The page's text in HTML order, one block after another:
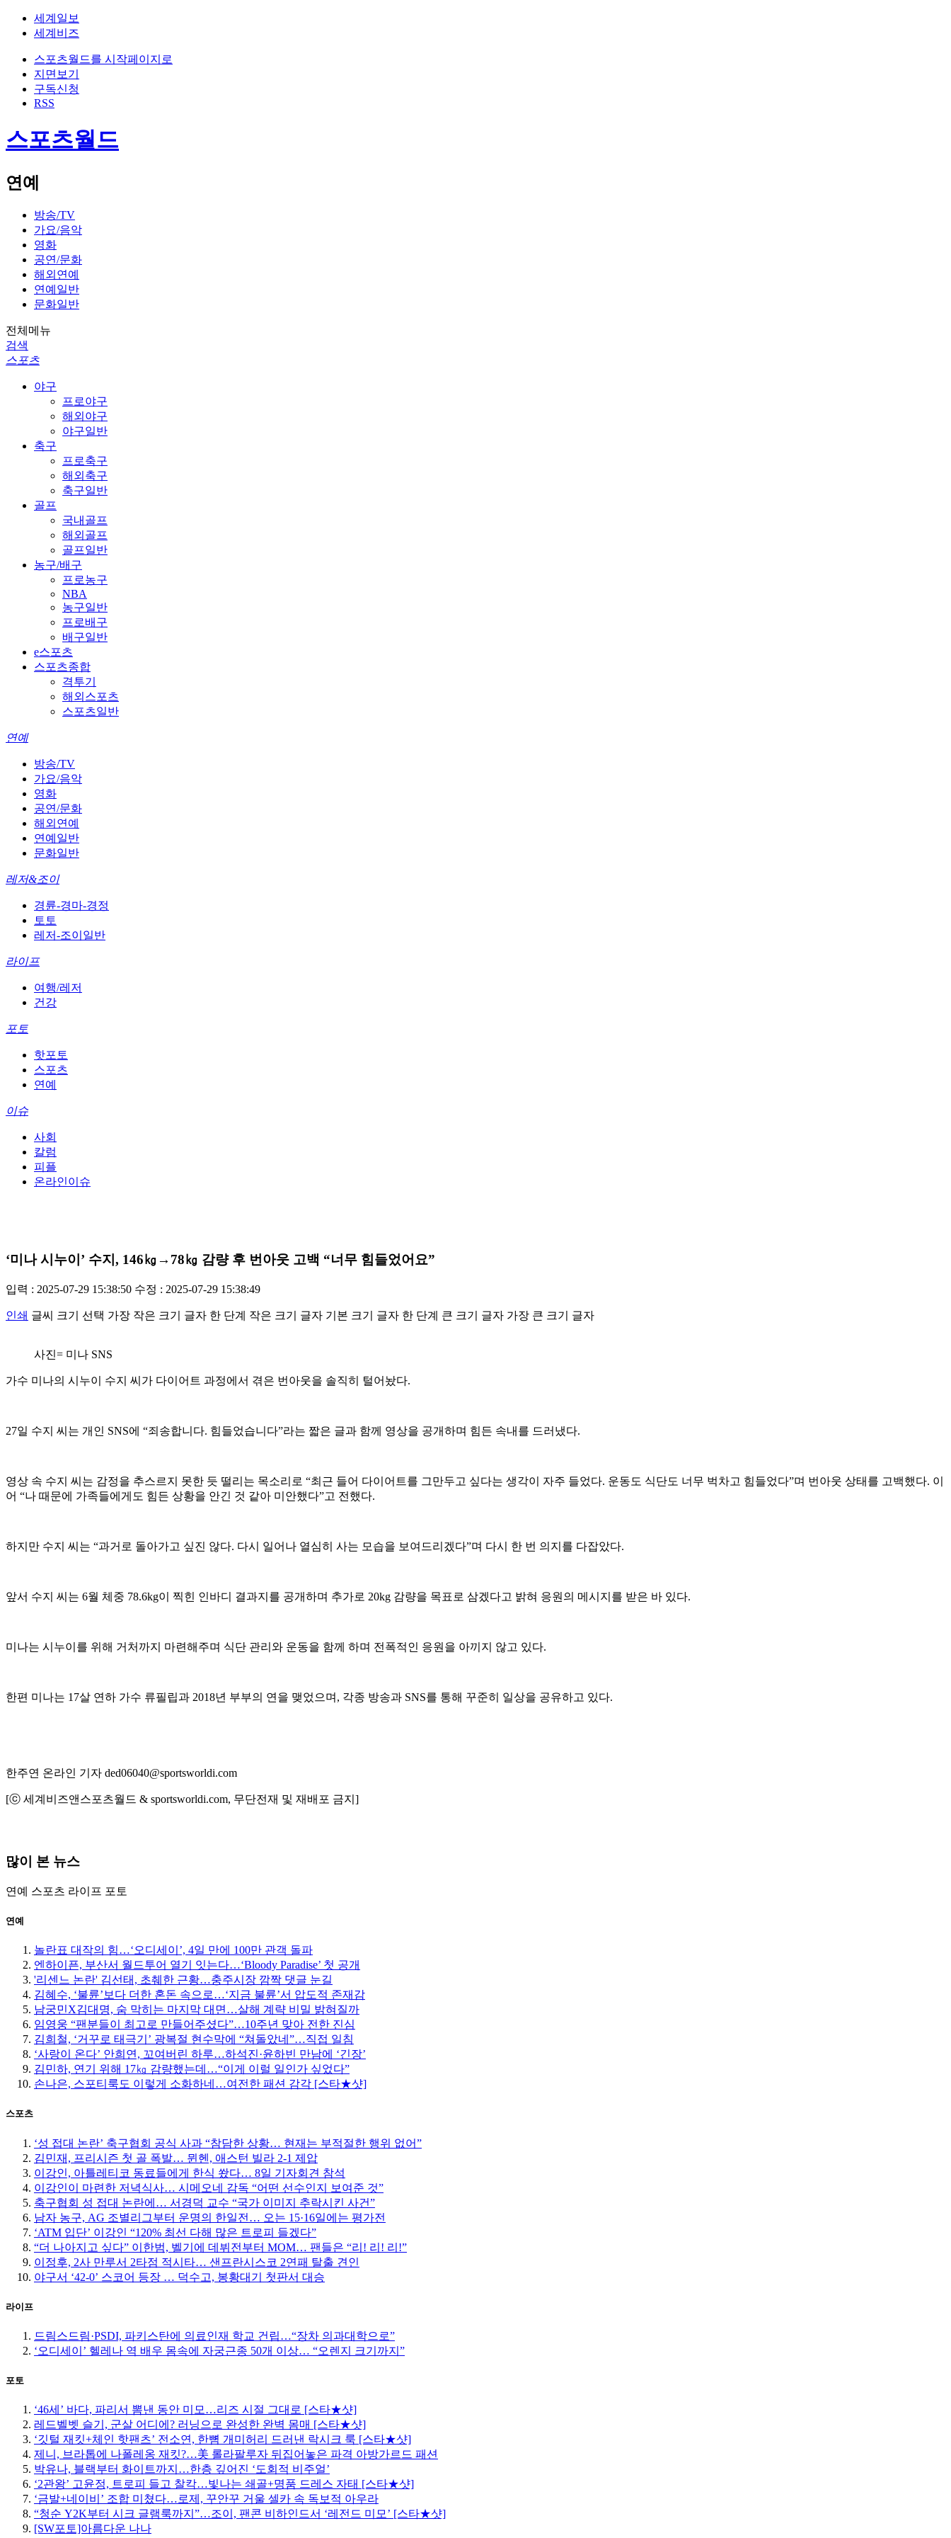
세계일보
세계비즈
스포츠월드를 시작페이지로
지면보기
구독신청
RSS
스포츠월드
연예
방송/TV
가요/음악
영화
공연/문화
해외연예
연예일반
문화일반
전체메뉴
검색
스포츠
야구
프로야구
해외야구
야구일반
축구
프로축구
해외축구
축구일반
골프
국내골프
해외골프
골프일반
농구/배구
프로농구
NBA
농구일반
프로배구
배구일반
e스포츠
스포츠종합
격투기
해외스포츠
스포츠일반
연예
방송/TV
가요/음악
영화
공연/문화
해외연예
연예일반
문화일반
레저&조이
경륜-경마-경정
토토
레저-조이일반
라이프
여행/레저
건강
포토
핫포토
스포츠
연예
이슈
사회
칼럼
피플
온라인이슈
‘미나 시누이’ 수지, 146㎏→78㎏ 감량 후 번아웃 고백 “너무 힘들었어요”
입력 : 2025-07-29 15:38:50 수정 : 2025-07-29 15:38:49
인쇄 글씨 크기 선택 가장 작은 크기 글자 한 단계 작은 크기 글자 기본 크기 글자 한 단계 큰 크기 글자 가장 큰 크기 글자
사진= 미나 SNS
가수 미나의 시누이 수지 씨가 다이어트 과정에서 겪은 번아웃을 솔직히 털어놨다.
27일 수지 씨는 개인 SNS에 “죄송합니다. 힘들었습니다”라는 짧은 글과 함께 영상을 공개하며 힘든 속내를 드러냈다.
영상 속 수지 씨는 감정을 추스르지 못한 듯 떨리는 목소리로 “최근 들어 다이어트를 그만두고 싶다는 생각이 자주 들었다. 운동도 식단도 너무 벅차고 힘들었다”며 번아웃 상태를 고백했다. 이
어 “나 때문에 가족들에게도 힘든 상황을 안긴 것 같아 미안했다”고 전했다.
하지만 수지 씨는 “과거로 돌아가고 싶진 않다. 다시 일어나 열심히 사는 모습을 보여드리겠다”며 다시 한 번 의지를 다잡았다.
앞서 수지 씨는 6월 체중 78.6kg이 찍힌 인바디 결과지를 공개하며 추가로 20kg 감량을 목표로 삼겠다고 밝혀 응원의 메시지를 받은 바 있다.
미나는 시누이를 위해 거처까지 마련해주며 식단 관리와 운동을 함께 하며 전폭적인 응원을 아끼지 않고 있다.
한편 미나는 17살 연하 가수 류필립과 2018년 부부의 연을 맺었으며, 각종 방송과 SNS를 통해 꾸준히 일상을 공유하고 있다.
한주연 온라인 기자 ded06040@sportsworldi.com
[ⓒ 세계비즈앤스포츠월드 & sportsworldi.com, 무단전재 및 재배포 금지]
많이 본 뉴스
연예 스포츠 라이프 포토
연예
놀란표 대작의 힘…‘오디세이’, 4일 만에 100만 관객 돌파
엔하이픈, 부산서 월드투어 열기 잇는다…‘Bloody Paradise’ 첫 공개
'리센느 논란' 김선태, 초췌한 근황…충주시장 깜짝 댓글 눈길
김혜수, ‘불륜’보다 더한 혼돈 속으로…‘지금 불륜’서 압도적 존재감
남궁민X김대명, 숨 막히는 마지막 대면…살해 계략 비밀 밝혀질까
임영웅 “팬분들이 최고로 만들어주셨다”…10주년 맞아 전한 진심
김희철, ‘거꾸로 태극기’ 광복절 현수막에 “쳐돌았네”…직접 일침
‘사랑이 온다’ 안희연, 꼬여버린 하루…하석진·윤하빈 만남에 ‘긴장’
김민하, 연기 위해 17㎏ 감량했는데…“이게 이럴 일인가 싶었다”
손나은, 스포티룩도 이렇게 소화하네…여전한 패션 감각 [스타★샷]
스포츠
‘성 접대 논란’ 축구협회 공식 사과 “참담한 상황… 현재는 부적절한 행위 없어”
김민재, 프리시즌 첫 골 폭발… 뮌헨, 애스턴 빌라 2-1 제압
이강인, 아틀레티코 동료들에게 한식 쐈다… 8일 기자회견 참석
이강인이 마련한 저녁식사… 시메오네 감독 “어떤 선수인지 보여준 것”
축구협회 성 접대 논란에… 서경덕 교수 “국가 이미지 추락시킨 사건”
남자 농구, AG 조별리그부터 운명의 한일전… 오는 15·16일에는 평가전
‘ATM 입단’ 이강인 “120% 최선 다해 많은 트로피 들겠다”
“더 나아지고 싶다” 이한범, 벨기에 데뷔전부터 MOM… 팬들은 “리! 리! 리!”
이정후, 2사 만루서 2타점 적시타… 샌프란시스코 2연패 탈출 견인
야구서 ‘42-0’ 스코어 등장 … 덕수고, 봉황대기 첫판서 대승
라이프
드림스드림·PSDI, 파키스탄에 의료인재 학교 건립…“장차 의과대학으로”
‘오디세이’ 헬레나 역 배우 몸속에 자궁근종 50개 이상… “오렌지 크기까지”
포토
‘46세’ 바다, 파리서 뽐낸 동안 미모…리즈 시절 그대로 [스타★샷]
레드벨벳 슬기, 군살 어디에? 러닝으로 완성한 완벽 몸매 [스타★샷]
‘깃털 재킷+체인 핫팬츠’ 전소연, 한뼘 개미허리 드러낸 락시크 룩 [스타★샷]
제니, 브라톱에 나폴레옹 재킷?…美 롤라팔루자 뒤집어놓은 파격 아방가르드 패션
박유나, 블랙부터 화이트까지…한층 깊어진 ‘도회적 비주얼’
‘2관왕’ 고윤정, 트로피 들고 찰칵…빛나는 쇄골+명품 드레스 자태 [스타★샷]
‘금발+네이비’ 조합 미쳤다…로제, 꾸안꾸 거울 셀카 속 독보적 아우라
“청순 Y2K부터 시크 글램룩까지”…조이, 팬콘 비하인드서 ‘레전드 미모’ [스타★샷]
[SW포토]아름다운 나나